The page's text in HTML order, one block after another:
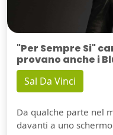
"Per Sempre Si"
provano anche i
Sal Da Vinci
Da qualche parte nel
davanti a uno